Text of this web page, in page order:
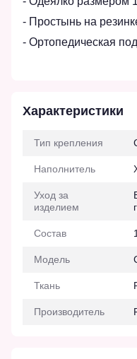
- Простынь на
- Ортопедическая
Характеристики
Тип крепления
Наполнитель
Уход за
изделием
Состав
Модель
Ткань
Производитель